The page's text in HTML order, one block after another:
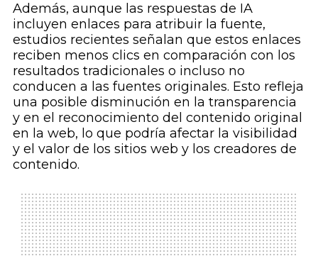
Además, aunque las respuestas de IA
incluyen enlaces para atribuir la fuente,
estudios recientes señalan que estos enlaces
reciben menos clics en comparación con los
resultados tradicionales o incluso no
conducen a las fuentes originales. Esto refleja
una posible disminución en la transparencia
y en el reconocimiento del contenido original
en la web, lo que podría afectar la visibilidad
y el valor de los sitios web y los creadores de
contenido.